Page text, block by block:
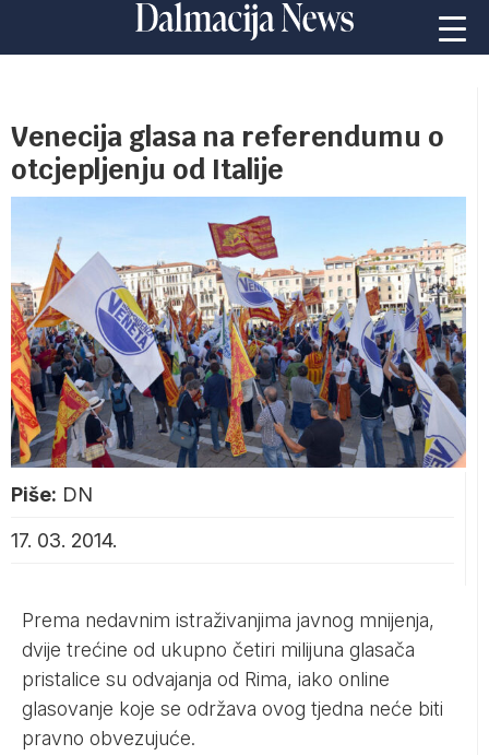
Venecija glasa na referendumu o
otcjepljenju od Italije
Piše: DN
17. 03. 2014.
Prema nedavnim istraživanjima javnog mnijenja,
dvije trećine od ukupno četiri milijuna glasača
pristalice su odvajanja od Rima, iako online
glasovanje koje se održava ovog tjedna neće biti
pravno obvezujuće.